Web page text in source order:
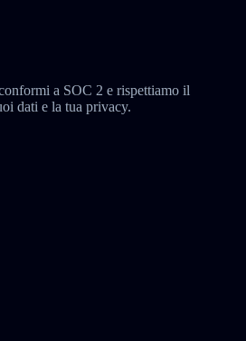
a SOC 2 e rispettiamo il
dati e la tua privacy.